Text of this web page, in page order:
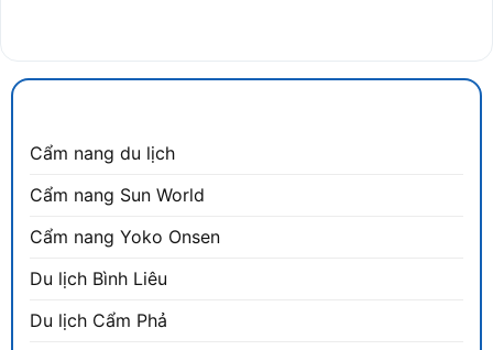
Cẩm nang du lịch
Cẩm nang Sun World
Cẩm nang Yoko Onsen
Du lịch Bình Liêu
Du lịch Cẩm Phả